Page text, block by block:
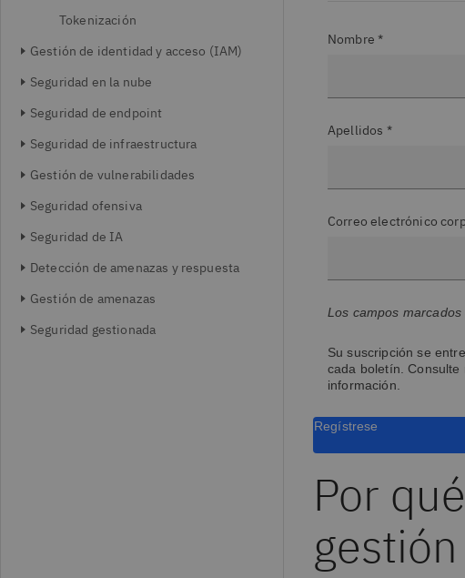
Tokenización
Gestión de identidad y acceso (IAM)
Seguridad en la nube
Seguridad de endpoint
Seguridad de infraestructura
Gestión de vulnerabilidades
Seguridad ofensiva
Seguridad de IA
Detección de amenazas y respuesta
Gestión de amenazas
Seguridad gestionada
Nombre *
Apellidos *
Correo electrónico
Los campos
Su suscripción se
cada boletín. Consulte
información.
Regístrese
Por